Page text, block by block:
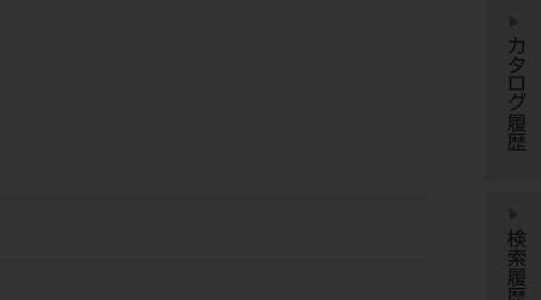
カタログ履歴
検索履歴